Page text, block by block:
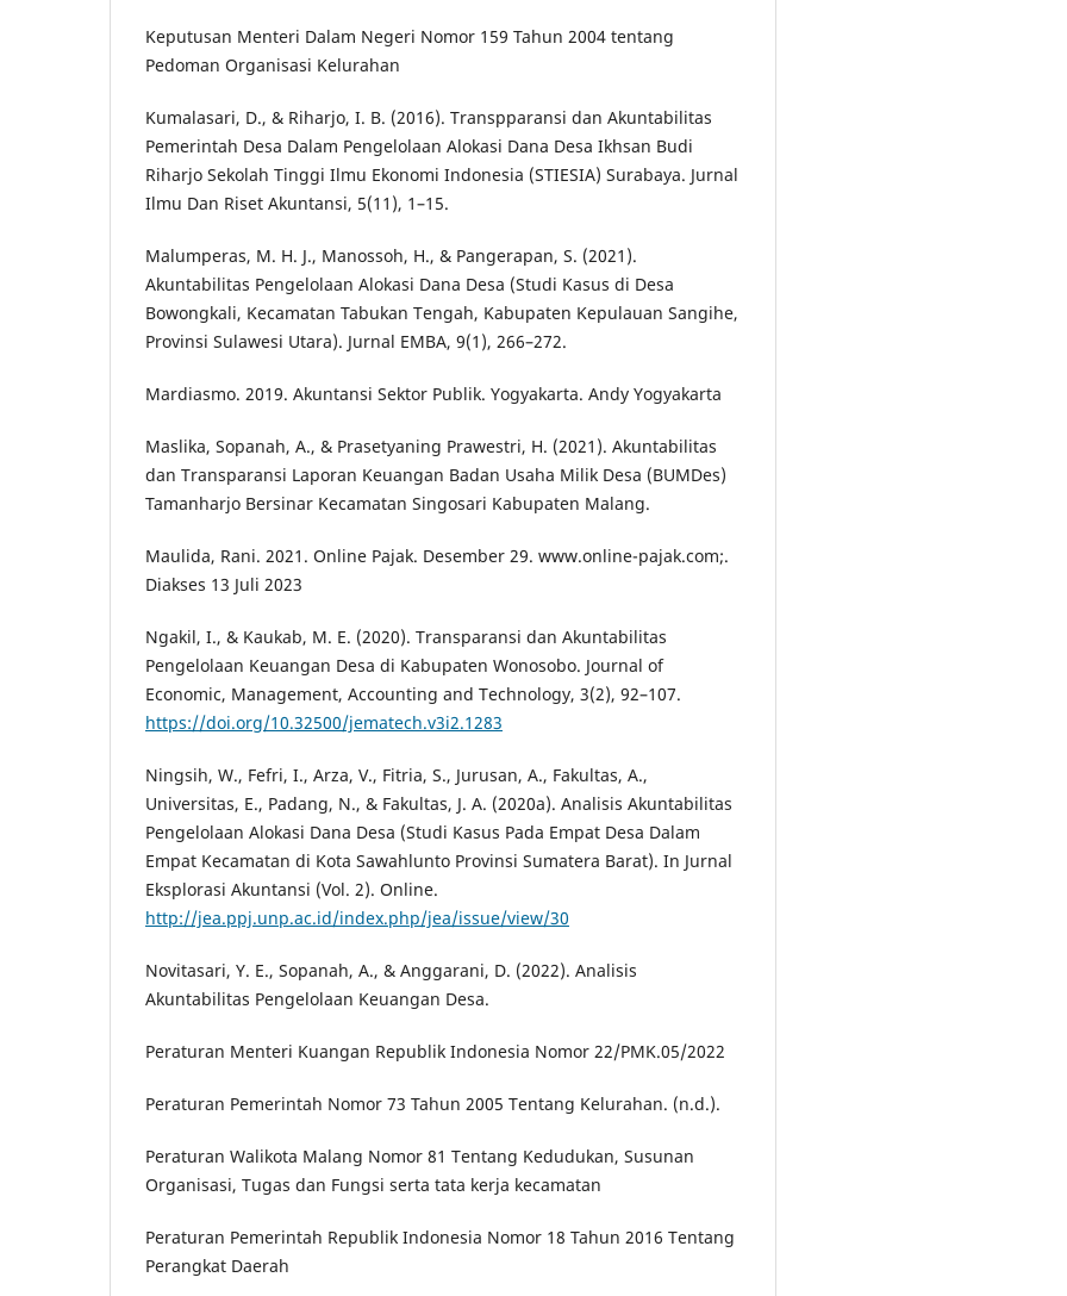
Keputusan Menteri Dalam Negeri Nomor 159 Tahun 2004 tentang
Pedoman Organisasi Kelurahan
Kumalasari, D., & Riharjo, I. B. (2016). Transpparansi dan Akuntabilitas
Pemerintah Desa Dalam Pengelolaan Alokasi Dana Desa Ikhsan Budi
Riharjo Sekolah Tinggi Ilmu Ekonomi Indonesia (STIESIA) Surabaya. Jurnal
Ilmu Dan Riset Akuntansi, 5(11), 1–15.
Malumperas, M. H. J., Manossoh, H., & Pangerapan, S. (2021).
Akuntabilitas Pengelolaan Alokasi Dana Desa (Studi Kasus di Desa
Bowongkali, Kecamatan Tabukan Tengah, Kabupaten Kepulauan Sangihe,
Provinsi Sulawesi Utara). Jurnal EMBA, 9(1), 266–272.
Mardiasmo. 2019. Akuntansi Sektor Publik. Yogyakarta. Andy Yogyakarta
Maslika, Sopanah, A., & Prasetyaning Prawestri, H. (2021). Akuntabilitas
dan Transparansi Laporan Keuangan Badan Usaha Milik Desa (BUMDes)
Tamanharjo Bersinar Kecamatan Singosari Kabupaten Malang.
Maulida, Rani. 2021. Online Pajak. Desember 29. www.online-pajak.com;.
Diakses 13 Juli 2023
Ngakil, I., & Kaukab, M. E. (2020). Transparansi dan Akuntabilitas
Pengelolaan Keuangan Desa di Kabupaten Wonosobo. Journal of
Economic, Management, Accounting and Technology, 3(2), 92–107.
https://doi.org/10.32500/jematech.v3i2.1283
Ningsih, W., Fefri, I., Arza, V., Fitria, S., Jurusan, A., Fakultas, A.,
Universitas, E., Padang, N., & Fakultas, J. A. (2020a). Analisis Akuntabilitas
Pengelolaan Alokasi Dana Desa (Studi Kasus Pada Empat Desa Dalam
Empat Kecamatan di Kota Sawahlunto Provinsi Sumatera Barat). In Jurnal
Eksplorasi Akuntansi (Vol. 2). Online.
http://jea.ppj.unp.ac.id/index.php/jea/issue/view/30
Novitasari, Y. E., Sopanah, A., & Anggarani, D. (2022). Analisis
Akuntabilitas Pengelolaan Keuangan Desa.
Peraturan Menteri Kuangan Republik Indonesia Nomor 22/PMK.05/2022
Peraturan Pemerintah Nomor 73 Tahun 2005 Tentang Kelurahan. (n.d.).
Peraturan Walikota Malang Nomor 81 Tentang Kedudukan, Susunan
Organisasi, Tugas dan Fungsi serta tata kerja kecamatan
Peraturan Pemerintah Republik Indonesia Nomor 18 Tahun 2016 Tentang
Perangkat Daerah